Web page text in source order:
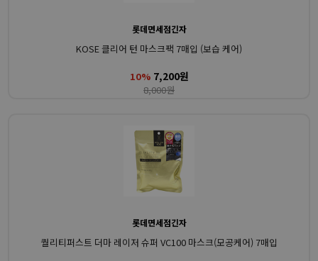
롯데면세점긴자
KOSE 클리어 턴 마스크팩 7매입 (보습 케어)
10% 7,200원
8,000원
롯데면세점긴자
퀄리티퍼스트 더마 레이저 슈퍼 VC100 마스크(모공케어) 7매입